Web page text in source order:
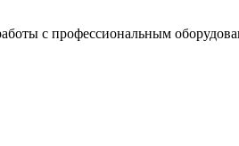
с профессиональным